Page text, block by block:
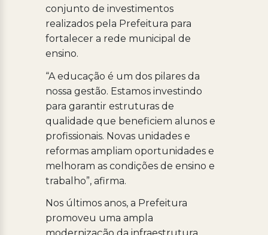
conjunto de investimentos
realizados pela Prefeitura para
fortalecer a rede municipal de
ensino.
“A educação é um dos pilares da
nossa gestão. Estamos investindo
para garantir estruturas de
qualidade que beneficiem alunos e
profissionais. Novas unidades e
reformas ampliam oportunidades e
melhoram as condições de ensino e
trabalho”, afirma.
Nos últimos anos, a Prefeitura
promoveu uma ampla